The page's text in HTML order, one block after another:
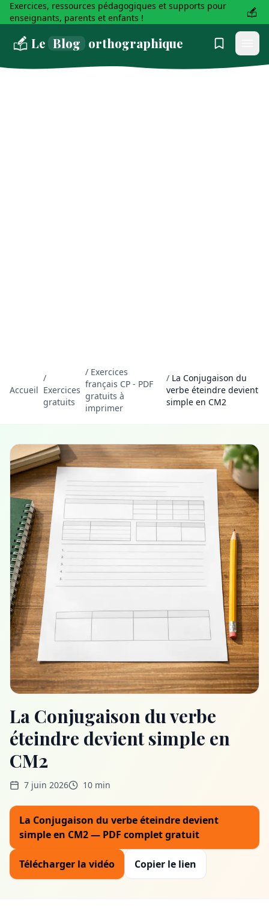
Exercices, ressources pédagogiques et supports pour
enseignants, parents et enfants !
Le Blog orthographique
Accueil
/
Exercices
gratuits
/ Exercices
français CP - PDF
gratuits à
imprimer
/ La Conjugaison du
verbe éteindre devient
simple en CM2
La Conjugaison du verbe
éteindre devient simple en
CM2
7 juin 2026 10 min
La Conjugaison du verbe éteindre devient
simple en CM2 — PDF complet gratuit
Télécharger la vidéo Copier le lien